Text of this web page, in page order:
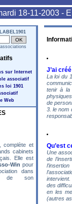
18-11-2003 -
LABEL1901
sur Internet
associatif
loi 1901
Web
complète et
cabinets
Elle est
Win pour
dans
de son
J’ai
La loi du
tenir à la
de
3. le nom
Qu’est
Une
de
des
en les
(autres